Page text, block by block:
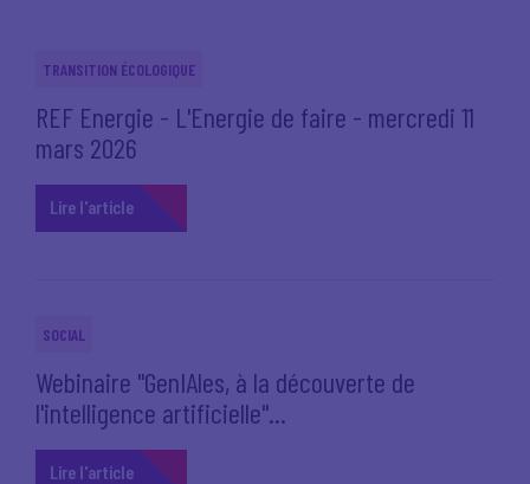
TRANSITION ÉCOLOGIQUE
REF Energie - L'Energie de faire - mercredi 11
mars 2026
Lire l'article
SOCIAL
Webinaire "GenIAles, à la découverte de
l'intelligence artificielle"...
Lire l'article